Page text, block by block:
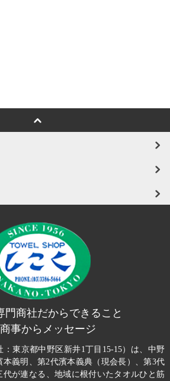
門商社だからできること
事からメッセージ
：東京都中野区新井1丁目15-15）は、中野
本義明、第2代濱本義典（現会長）、第3代
が連なる、地域に根付いたタオルひと筋